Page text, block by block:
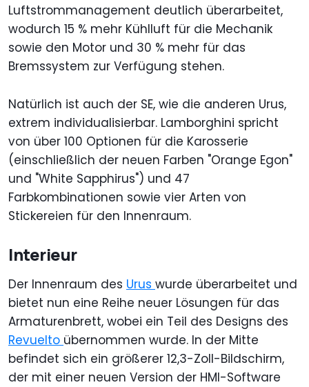
Luftstrommanagement deutlich überarbeitet,
wodurch 15 % mehr Kühlluft für die Mechanik
sowie den Motor und 30 % mehr für das
Bremssystem zur Verfügung stehen.
Natürlich ist auch der SE, wie die anderen Urus,
extrem individualisierbar. Lamborghini spricht
von über 100 Optionen für die Karosserie
(einschließlich der neuen Farben "Orange Egon"
und "White Sapphirus") und 47
Farbkombinationen sowie vier Arten von
Stickereien für den Innenraum.
Interieur
Der Innenraum des Urus wurde überarbeitet und
bietet nun eine Reihe neuer Lösungen für das
Armaturenbrett, wobei ein Teil des Designs des
Revuelto übernommen wurde. In der Mitte
befindet sich ein größerer 12,3-Zoll-Bildschirm,
der mit einer neuen Version der HMI-Software